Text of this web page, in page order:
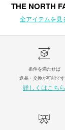
THE NORTH
全アイテムを見
条件を満たせば
返品・交換が可能です
詳しくはこちら